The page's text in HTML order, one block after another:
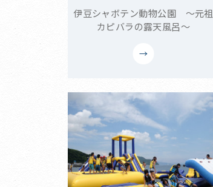
伊豆シャボテン動物公園 ～元祖
カピバラの露天風呂～